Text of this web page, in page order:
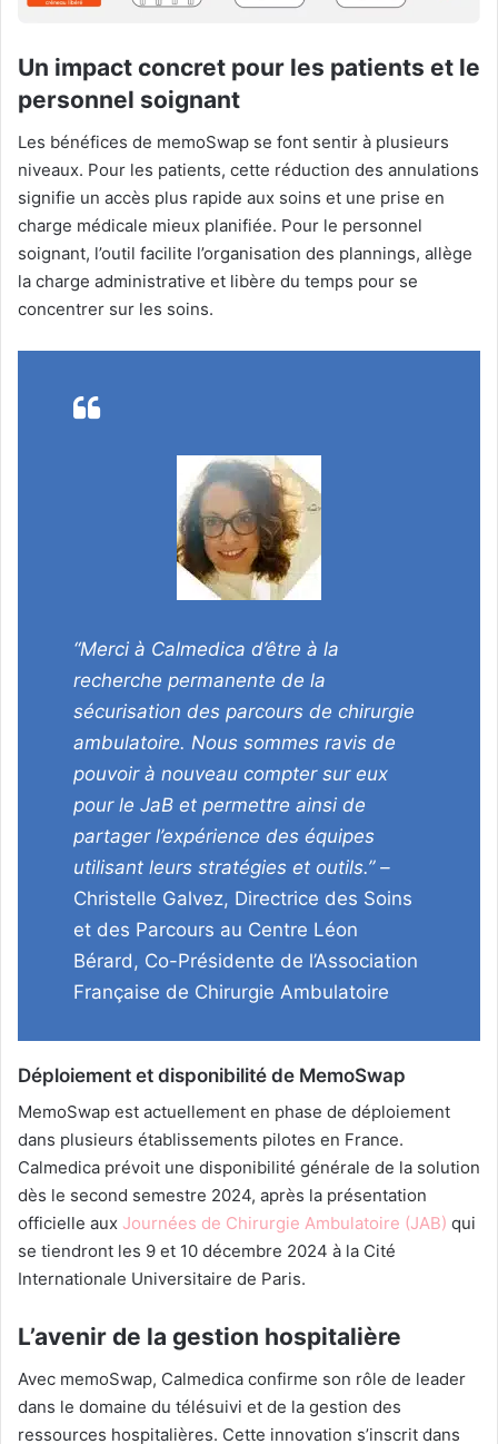
Un impact concret pour les patients et le
personnel soignant
Les bénéfices de memoSwap se font sentir à plusieurs
niveaux. Pour les patients, cette réduction des annulations
signifie un accès plus rapide aux soins et une prise en
charge médicale mieux planifiée. Pour le personnel
soignant, l’outil facilite l’organisation des plannings, allège
la charge administrative et libère du temps pour se
concentrer sur les soins.
“Merci à Calmedica d’être à la
recherche permanente de la
sécurisation des parcours de chirurgie
ambulatoire. Nous sommes ravis de
pouvoir à nouveau compter sur eux
pour le JaB et permettre ainsi de
partager l’expérience des équipes
utilisant leurs stratégies et outils.” –
Christelle Galvez, Directrice des Soins
et des Parcours au Centre Léon
Bérard, Co-Présidente de l’Association
Française de Chirurgie Ambulatoire
Déploiement et disponibilité de MemoSwap
MemoSwap est actuellement en phase de déploiement
dans plusieurs établissements pilotes en France.
Calmedica prévoit une disponibilité générale de la solution
dès le second semestre 2024, après la présentation
officielle aux Journées de Chirurgie Ambulatoire (JAB) qui
se tiendront les 9 et 10 décembre 2024 à la Cité
Internationale Universitaire de Paris.
L’avenir de la gestion hospitalière
Avec memoSwap, Calmedica confirme son rôle de leader
dans le domaine du télésuivi et de la gestion des
ressources hospitalières. Cette innovation s’inscrit dans